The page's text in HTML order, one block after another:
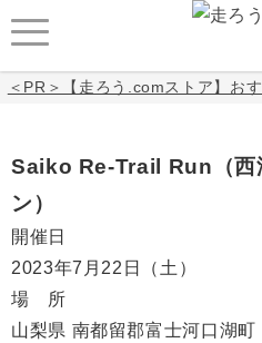
＜PR＞【走ろう.comストア】お
Saiko Re-Trail Run（西
ン）
開催日
2023年7月22日
（土）
場 所
山梨県 南都留郡富士河口湖町